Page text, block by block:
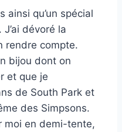
ainsi qu’un spécial
dévoré la
rendre compte.
bijou dont on
et que je
de South Park et
des Simpsons.
moi en demi-tente,